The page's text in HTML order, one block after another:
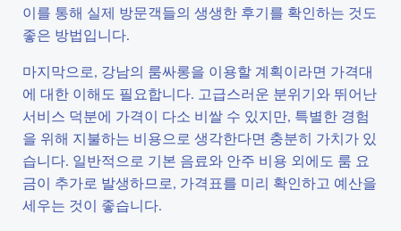
이를 통해 실제 방문객들의 생생한 후기를 확인하는 것도
좋은 방법입니다.
마지막으로, 강남의 룸싸롱을 이용할 계획이라면 가격대
에 대한 이해도 필요합니다. 고급스러운 분위기와 뛰어난
서비스 덕분에 가격이 다소 비쌀 수 있지만, 특별한 경험
을 위해 지불하는 비용으로 생각한다면 충분히 가치가 있
습니다. 일반적으로 기본 음료와 안주 비용 외에도 룸 요
금이 추가로 발생하므로, 가격표를 미리 확인하고 예산을
세우는 것이 좋습니다.